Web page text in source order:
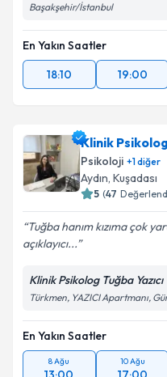
Başakşehir/İstanbul
En Yakın Saatler
18:10
19:00
Klinik Psikolog
Psikoloji +1diğer
Aydın, Kuşadası
5 (47
Tuğba hanım kızıma çok
açıklayıcı...
Klinik Psikolog Tuğba Yazıcı
Türkmen, YAZICI Apartmanı,
En Yakın Saatler
8 Ağu 10 Ağu